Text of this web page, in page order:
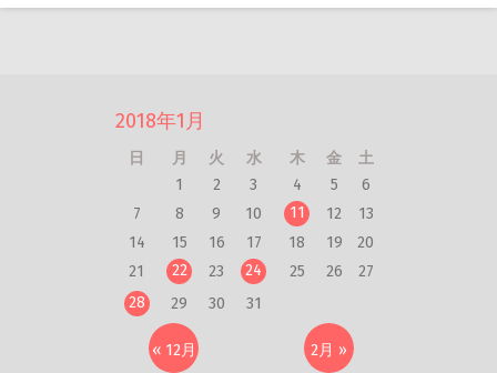
2018年1月
日 月 火 水 木 金 土
« 12月 2月 »
1 2 3 4 5
6
7
8 9 10 11 12
13
14
15 16 17 18 19
20
21
22 23 24 25 26
27
28
29 30 31